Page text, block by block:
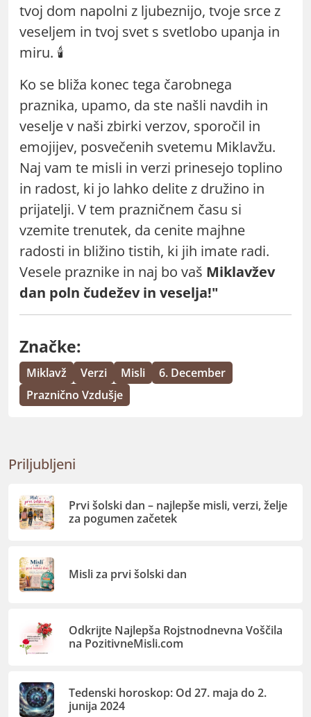
tvoj dom napolni z ljubeznijo, tvoje srce z
veseljem in tvoj svet s svetlobo upanja in
miru. 🕯️
Ko se bliža konec tega čarobnega
praznika, upamo, da ste našli navdih in
veselje v naši zbirki verzov, sporočil in
emojijev, posvečenih svetemu Miklavžu.
Naj vam te misli in verzi prinesejo toplino
in radost, ki jo lahko delite z družino in
prijatelji. V tem prazničnem času si
vzemite trenutek, da cenite majhne
radosti in bližino tistih, ki jih imate radi.
Vesele praznike in naj bo vaš Miklavžev
dan poln čudežev in veselja!"
Značke:
Miklavž Verzi Misli
6. December
Praznično Vzdušje
Priljubljeni
Prvi šolski dan – najlepše misli, verzi, želje
za pogumen začetek
Misli za prvi šolski dan
Odkrijte Najlepša Rojstnodnevna Voščila
na PozitivneMisli.com
Tedenski horoskop: Od 27. maja do 2.
junija 2024